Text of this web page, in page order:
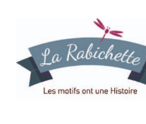
la
navigation
contenu